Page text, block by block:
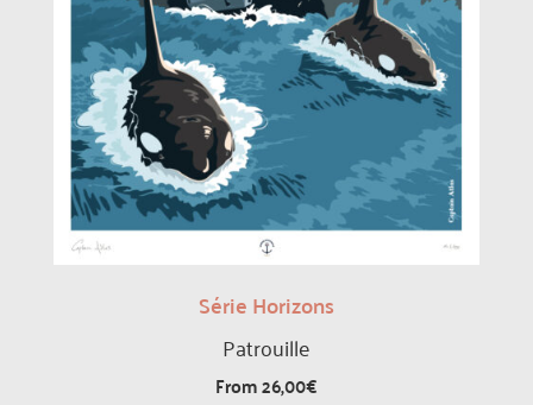
Série Horizons
Patrouille
From26,00€